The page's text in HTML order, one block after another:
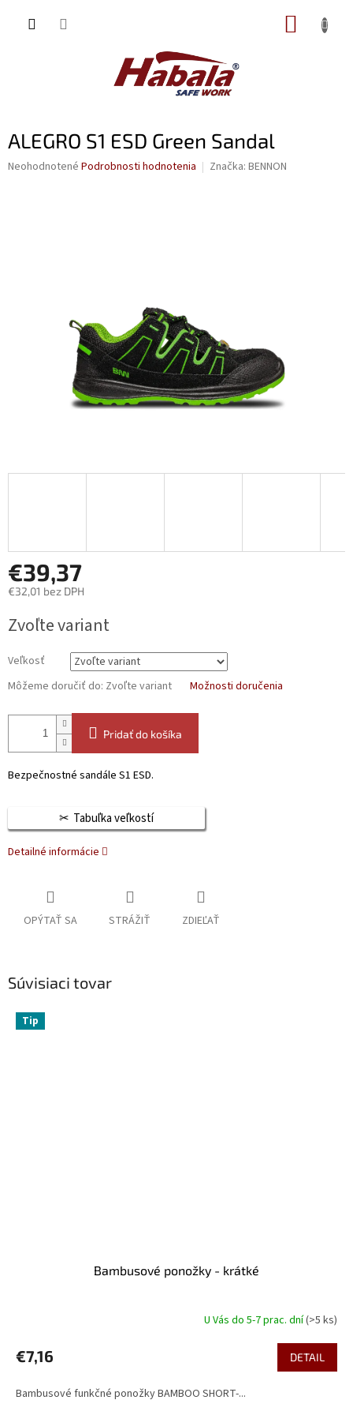
ALEGRO S1 ESD Green Sandal
Priemerné
Neohodnotené Podrobnosti hodnotenia Značka: BENNON
€39,37
€32,01 bez DPH
cena:
Zvoľte variant
Veľkosť
Môžeme doručiť do: Zvoľte variant Možnosti doručenia
Pridať do košíka
Bezpečnostné sandále S1 ESD.
Tabuľka veľkostí
Detailné informácie
OPÝTAŤ SA STRÁŽIŤ ZDIEĽAŤ
Súvisiaci tovar
Tip
Bambusové ponožky - krátké
U Vás do 5-7 prac. dní(>5 ks)
€7,16 DETAIL
Bambusové funkčné ponožky BAMBOO SHORT-...